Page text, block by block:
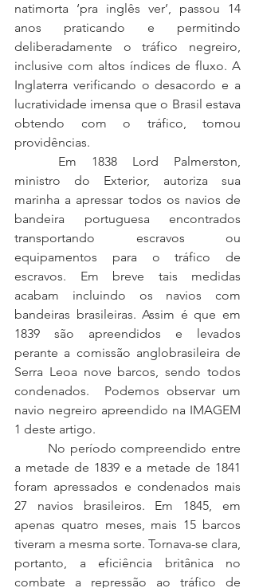
natimorta ‘pra inglês ver’, passou 14
anos praticando e permitindo
deliberadamente o tráfico negreiro,
inclusive com altos índices de fluxo. A
Inglaterra verificando o desacordo e a
lucratividade imensa que o Brasil estava
obtendo com o tráfico, tomou
providências.
ministro do Exterior, autoriza sua
marinha a apressar todos os navios de
bandeira portuguesa encontrados
transportando escravos ou
equipamentos para o tráfico de
escravos. Em breve tais medidas
acabam incluindo os navios com
bandeiras brasileiras. Assim é que em
1839 são apreendidos e levados
perante a comissão anglobrasileira de
Serra Leoa nove barcos, sendo todos
condenados.  Podemos observar um
navio negreiro apreendido na IMAGEM
1 deste artigo.
a metade de 1839 e a metade de 1841
foram apressados e condenados mais
27 navios brasileiros. Em 1845, em
apenas quatro meses, mais 15 barcos
tiveram a mesma sorte. Tornava-se clara,
portanto, a eficiência britânica no
combate a repressão ao tráfico de